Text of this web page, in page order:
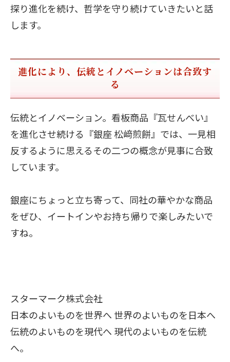
探り進化を続け、哲学を守り続けていきたいと話
します。
進化により、伝統とイノベーションは合致す
る
伝統とイノベーション。看板商品『瓦せんべい』
を進化させ続ける『銀座 松﨑煎餅』では、一見相
反するように思えるその二つの概念が見事に合致
しています。
銀座にちょっと立ち寄って、同社の華やかな商品
をぜひ、イートインやお持ち帰りで楽しみたいで
すね。
スターマーク株式会社
日本のよいものを世界へ 世界のよいものを日本へ
伝統のよいものを現代へ 現代のよいものを伝統
へ。